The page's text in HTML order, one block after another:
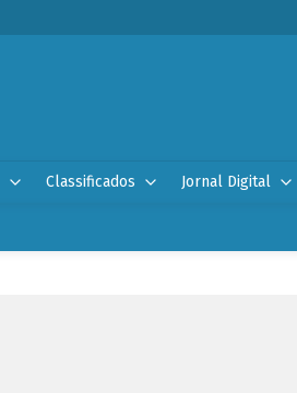
Classificados Jornal Digital